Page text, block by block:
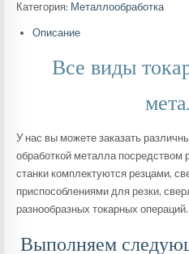
Категория: Металлообработка
Описание
Все виды
У нас вы можете заказать
обработкой металла
станки комплектуются резцами,
приспособлениями для резки,
разнообразных токарных операций.
Выполняем